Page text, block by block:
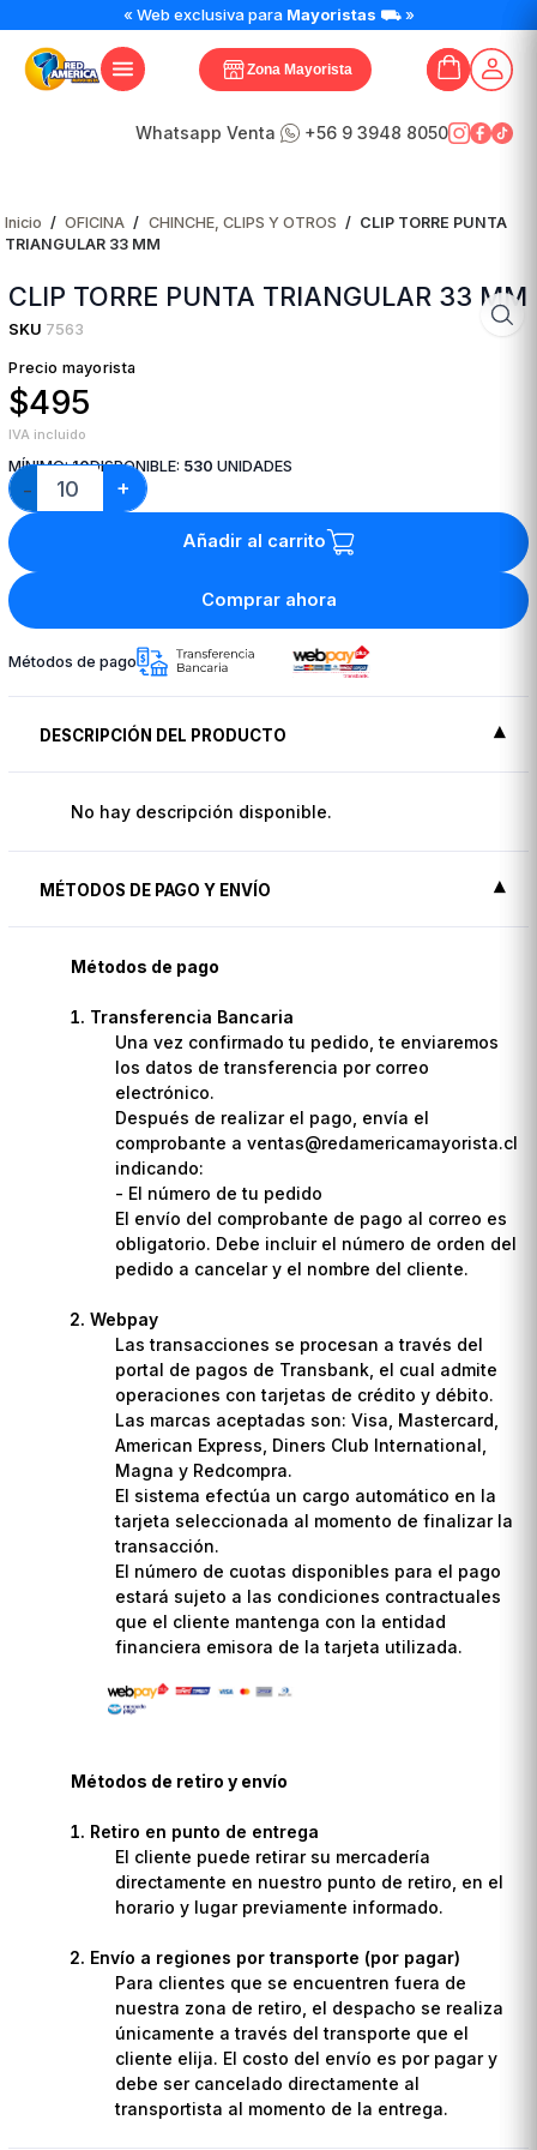
« Web exclusiva para Mayoristas ⛟ »
Zona Mayorista
Whatsapp Venta +56 9 3948 8050
Inicio / OFICINA / CHINCHE, CLIPS Y OTROS / CLIP TORRE PUNTA
TRIANGULAR 33 MM
CLIP TORRE PUNTA TRIANGULAR 33 MM
SKU 7563
Precio mayorista
$495
IVA incluido
MÍNIMO:10DISPONIBLE: 530 UNIDADES
−
TORRE
PUNTA
TRIANGULAR
+
Añadir al carrito
Comprar ahora
Métodos de pago
DESCRIPCIÓN DEL PRODUCTO
No hay descripción disponible.
MÉTODOS DE PAGO Y ENVÍO
Métodos de pago
Transferencia Bancaria
Una vez confirmado tu pedido, te enviaremos
los datos de transferencia por correo
electrónico.
Después de realizar el pago, envía el
comprobante a ventas@redamericamayorista.cl
indicando:
- El número de tu pedido
El envío del comprobante de pago al correo es
obligatorio. Debe incluir el número de orden del
pedido a cancelar y el nombre del cliente.
Webpay
Las transacciones se procesan a través del
portal de pagos de Transbank, el cual admite
operaciones con tarjetas de crédito y débito.
Las marcas aceptadas son: Visa, Mastercard,
American Express, Diners Club International,
Magna y Redcompra.
El sistema efectúa un cargo automático en la
tarjeta seleccionada al momento de finalizar la
transacción.
El número de cuotas disponibles para el pago
estará sujeto a las condiciones contractuales
que el cliente mantenga con la entidad
financiera emisora de la tarjeta utilizada.
Métodos de retiro y envío
Retiro en punto de entrega
El cliente puede retirar su mercadería
directamente en nuestro punto de retiro, en el
horario y lugar previamente informado.
Envío a regiones por transporte (por pagar)
Para clientes que se encuentren fuera de
nuestra zona de retiro, el despacho se realiza
únicamente a través del transporte que el
cliente elija. El costo del envío es por pagar y
debe ser cancelado directamente al
transportista al momento de la entrega.